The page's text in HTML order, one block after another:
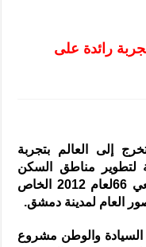
العلمي وحماية التراث
تجربة رائدة على
إلى العالم بتجربة
لتطوير مناطق السكن
العشوائي من خلال المرسوم التشريعي 66لعام 2012 الخاص
العام لمدينة دمشق.
السيادة والوطن مشروع